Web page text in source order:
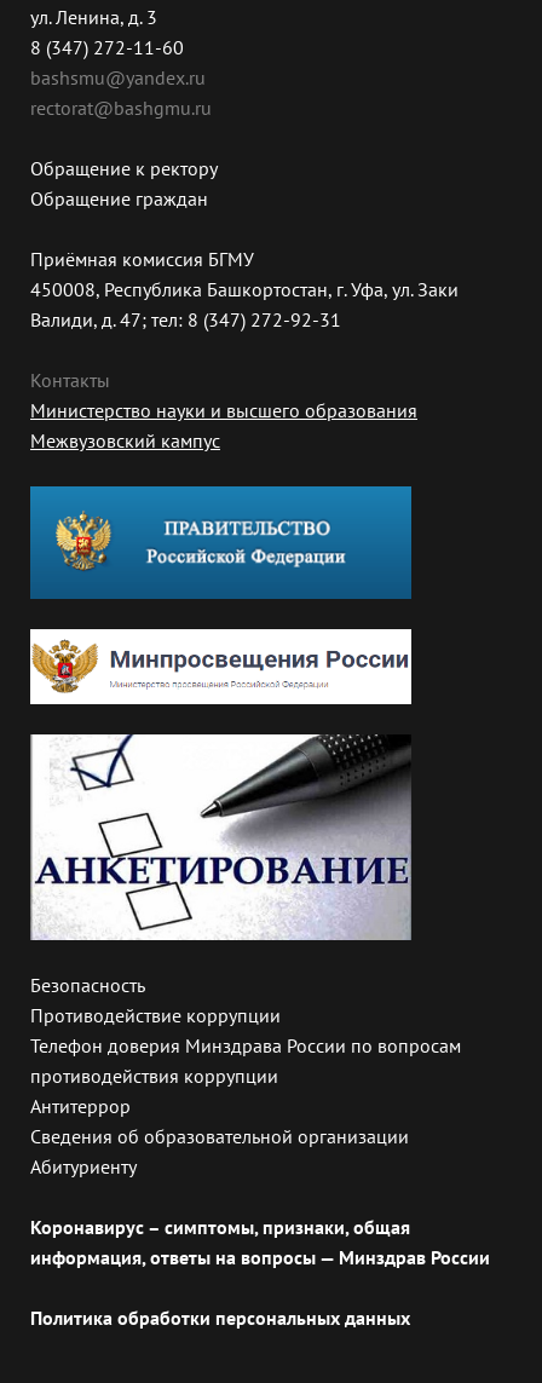
ул. Ленина, д. 3
8 (347) 272-11-60
bashsmu@yandex.ru
rectorat@bashgmu.ru
Обращение к ректору
Обращение граждан
Приёмная комиссия БГМУ
450008, Республика Башкортостан, г. Уфа, ул. Заки
Валиди, д. 47; тел: 8 (347) 272-92-31
Контакты
Министерство науки и высшего образования
Межвузовский кампус
Безопасность
Противодействие коррупции
Телефон доверия Минздрава России по вопросам
противодействия коррупции
Антитеррор
Сведения об образовательной организации
Абитуриенту
Коронавирус – симптомы, признаки, общая
информация, ответы на вопросы — Минздрав России
Политика обработки персональных данных